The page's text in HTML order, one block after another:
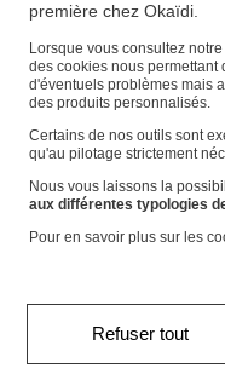
Magasin
Vos informations
Suivre une
Panier
Favoris
Naissance0-12 mois
première chez Okaïdi.
Lorsque vous consultez
des cookies nous permettant
d'éventuels problèmes mais
des produits personnalisés.
Certains de nos outils sont
qu'au pilotage strictement
Nous vous laissons la
aux différentes typologies
Pour en savoir plus sur les
Refuser tout